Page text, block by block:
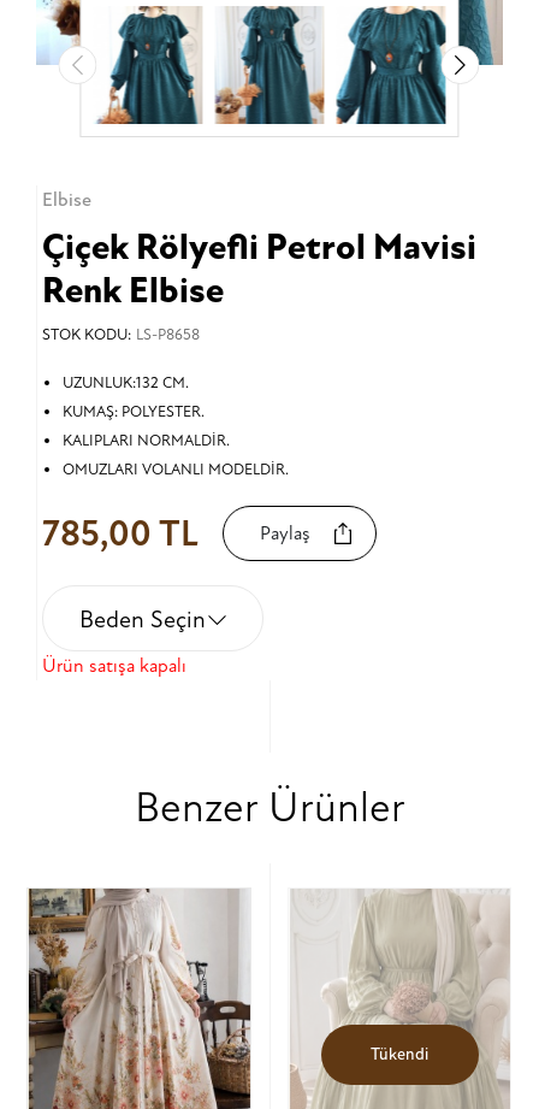
Elbise
Çiçek Rölyefli Petrol Mavisi
Renk Elbise
STOK KODU: LS-P8658
UZUNLUK:132 CM.
KUMAŞ: POLYESTER.
KALIPLARI NORMALDİR.
OMUZLARI VOLANLI MODELDİR.
785,00 TL Paylaş
Beden Seçin
Ürün satışa kapalı
Benzer Ürünler
Tükendi